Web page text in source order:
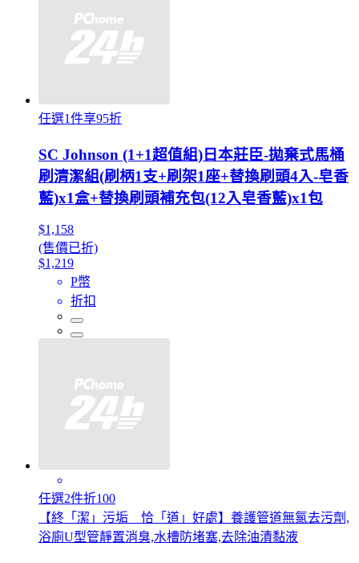
任選1件享95折
SC Johnson (1+1超值組)日本莊臣-拋棄式馬桶
刷清潔組(刷柄1支+刷架1座+替換刷頭4入-皂香
藍)x1盒+替換刷頭補充包(12入皂香藍)x1包
$1,158
(售價已折)
$1,219
P幣
折扣
任選2件折100
【終「潔」污垢 恰「道」好處】養護管道無氯去污劑,
浴廁U型管靜置消臭,水槽防堵塞,去除油漬黏液